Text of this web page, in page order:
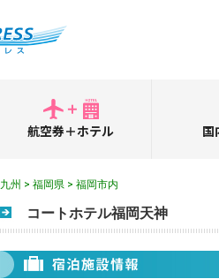
航空券＋ホテル 国
九州 > 福岡県 > 福岡市内
コートホテル福岡天神